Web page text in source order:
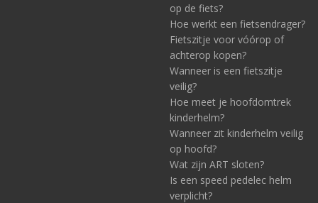
op de fiets?
Hoe werkt een fietsendrager?
Fietszitje voor vóórop of
achterop kopen?
Wanneer is een fietszitje
veilig?
Hoe meet je hoofdomtrek
kinderhelm?
Wanneer zit kinderhelm veilig
op hoofd?
Wat zijn ART sloten?
Is een speed pedelec helm
verplicht?